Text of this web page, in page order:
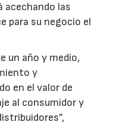
acechando las
para su negocio el
un año y medio,
y
en el valor de
al consumidor y